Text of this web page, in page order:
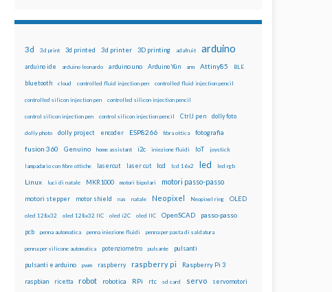
3d 3d print 3d printed 3d printer 3D printing adafruit arduino
arduino ide arduino leonardo arduino uno Arduino Yún arm Attiny85 BLE
bluetooth cloud controlled fluid injection pen controlled fluid injection pencil
controlled silicon injection pen controlled silicon injection pencil
control silicon injection pen control silicon injection pencil CtrlJ pen dolly foto
dolly photo dolly project encoder ESP8266 fibra ottica fotografia
fusion 360 Genuino home assistant i2c iniezione fluidi IoT joystick
lampadario con fibre ottiche lasercut laser cut lcd lcd 16x2 led led rgb
Linux luci di natale MKR1000 motori bipolari motori passo-passo
motori stepper motor shield nas natale Neopixel Neopixel ring OLED
oled 128x32 oled 128x32 IIC oled i2C oled IIC OpenSCAD passo-passo
pcb penna automatica penna iniezione fluidi penna per pasta di saldatura
penna per silicone automatica potenziometro pulsante pulsanti
pulsanti e arduino pwm raspberry raspberry pi Raspberry Pi 3
raspbian ricetta robot robotica RPi rtc sd card servo servomotori